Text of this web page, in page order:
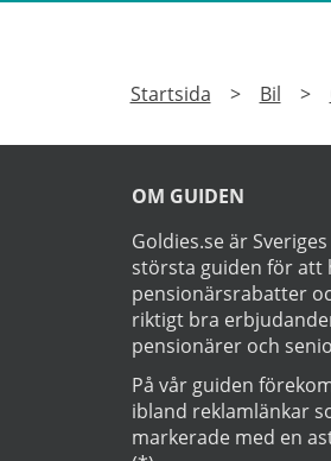
Startsida > Bil >
OM GUIDEN
Goldies.se är Sveriges
största guiden för att
pensionärsrabatter
riktigt bra
pensionärer och
På vår guiden
ibland reklamlänkar
markerade med en